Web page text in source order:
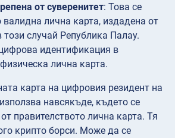
от суверенитет: Това се
лична карта, издадена от
този случай Република Палау.
идентификация в
лична карта.
карта на цифровия резидент на
навсякъде, където се
правителството лична карта. Тя
крипто борси. Може да се